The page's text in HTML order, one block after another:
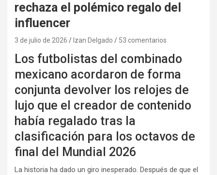
rechaza el polémico regalo del
influencer
3 de julio de 2026 Izan Delgado 53 comentarios
Los futbolistas del combinado
mexicano acordaron de forma
conjunta devolver los relojes de
lujo que el creador de contenido
había regalado tras la
clasificación para los octavos de
final del Mundial 2026
La historia ha dado un giro inesperado. Después de que el